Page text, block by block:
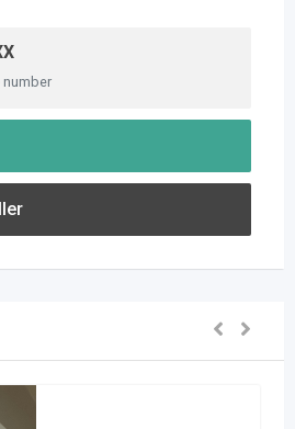
number